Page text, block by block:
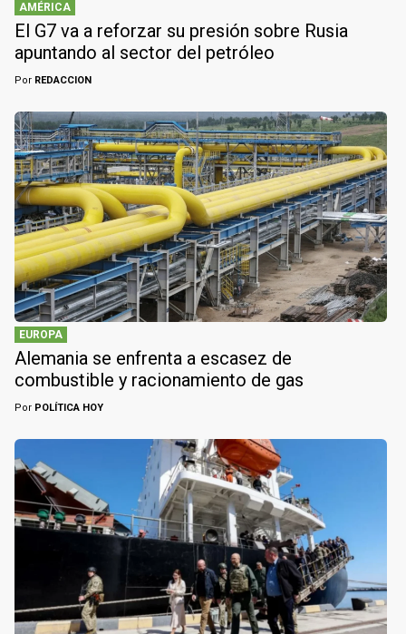
AMÉRICA
El G7 va a reforzar su presión sobre Rusia
apuntando al sector del petróleo
Por REDACCION
EUROPA
Alemania se enfrenta a escasez de
combustible y racionamiento de gas
Por POLÍTICA HOY